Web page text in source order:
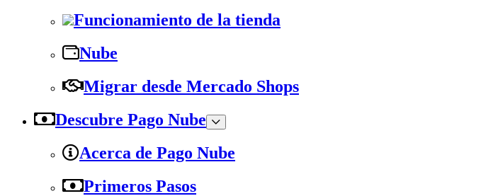
Funcionamiento de la tienda
Nube
Migrar desde Mercado Shops
Descubre Pago Nube
Acerca de Pago Nube
Primeros Pasos